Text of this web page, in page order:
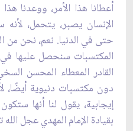
أعطانا هذا الأمر، ووعدنا
الإنسان يصبر، يتحمل،
حتى في الدنيا. نعم، نحن من
المكتسبات سنحصل عليها في
القادر المعطاء المحسن
دون مكتسبات دنيوية أيضًا،
إيجابية، يقول لنا أنها
بقيادة الإمام المهدي عجل